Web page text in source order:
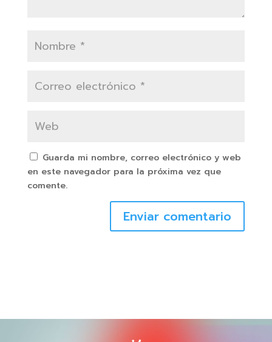
Guarda mi nombre, correo electrónico y web
en este navegador para la próxima vez que
comente.
Enviar comentario